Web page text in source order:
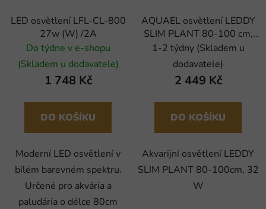
LED osvětlení LFL-CL-800
27w (W) /2A
Do týdne v e-shopu
(Skladem u dodavatele)
1 748 Kč
DO KOŠÍKU
Moderní LED osvětlení v
bílém barevném spektru.
Určené pro akvária a
paludária o délce 80cm
AQUAEL osvětlení LEDDY
SLIM PLANT 80-100 cm,
32 W
1-2 týdny (Skladem u
dodavatele)
2 449 Kč
DO KOŠÍKU
Akvarijní osvětlení LEDDY
SLIM PLANT 80-100cm, 32
W